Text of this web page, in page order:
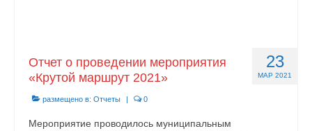
23
МАР 2021
Отчет о проведении мероприятия
«Крутой маршрут 2021»
размещено в: Отчеты | 0
Мероприятие проводилось муниципальным